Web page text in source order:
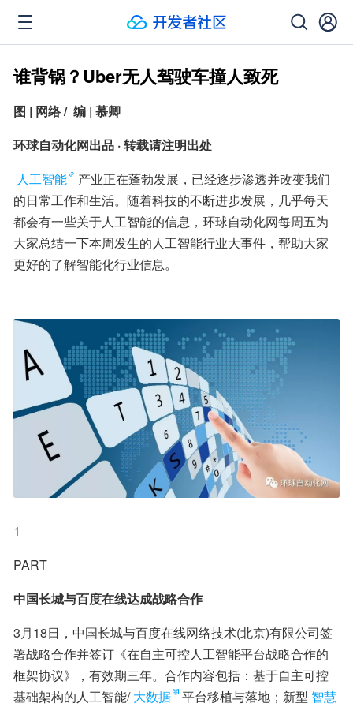
谁背锅？Uber无人驾驶车撞人致死
图 | 网络 /  编 | 慕卿
环球自动化网出品 · 转载请注明出处
人工智能
产业正在蓬勃发展，已经逐步渗透并改变我们
的日常工作和生活。随着科技的不断进步发展，几乎每天
都会有一些关于人工智能的信息，环球自动化网每周五为
大家总结一下本周发生的人工智能行业大事件，帮助大家
更好的了解智能化行业信息。
1
PART
中国长城与百度在线达成战略合作
3月18日，中国长城与百度在线网络技术(北京)有限公司签
署战略合作并签订《在自主可控人工智能平台战略合作的
框架协议》，有效期三年。合作内容包括：基于自主可控
基础架构的人工智能/ 大数据 平台移植与落地；新型 智慧